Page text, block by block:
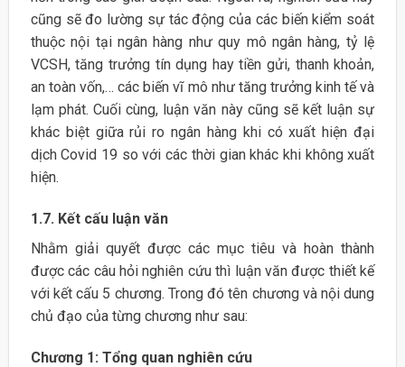
cũng sẽ đo lường sự tác động của các biến kiểm soát
thuộc nội tại ngân hàng như quy mô ngân hàng, tỷ lệ
VCSH, tăng trưởng tín dụng hay tiền gửi, thanh khoản,
an toàn vốn,… các biến vĩ mô như tăng trưởng kinh tế và
lạm phát. Cuối cùng, luận văn này cũng sẽ kết luận sự
khác biệt giữa rủi ro ngân hàng khi có xuất hiện đại
dịch Covid 19 so với các thời gian khác khi không xuất
hiện.
1.7. Kết cấu luận văn
Nhằm giải quyết được các mục tiêu và hoàn thành
được các câu hỏi nghiên cứu thì luận văn được thiết kế
với kết cấu 5 chương. Trong đó tên chương và nội dung
chủ đạo của từng chương như sau:
Chương 1: Tổng quan nghiên cứu